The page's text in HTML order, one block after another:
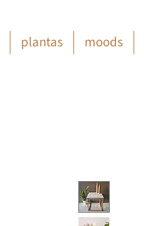
plantas moods